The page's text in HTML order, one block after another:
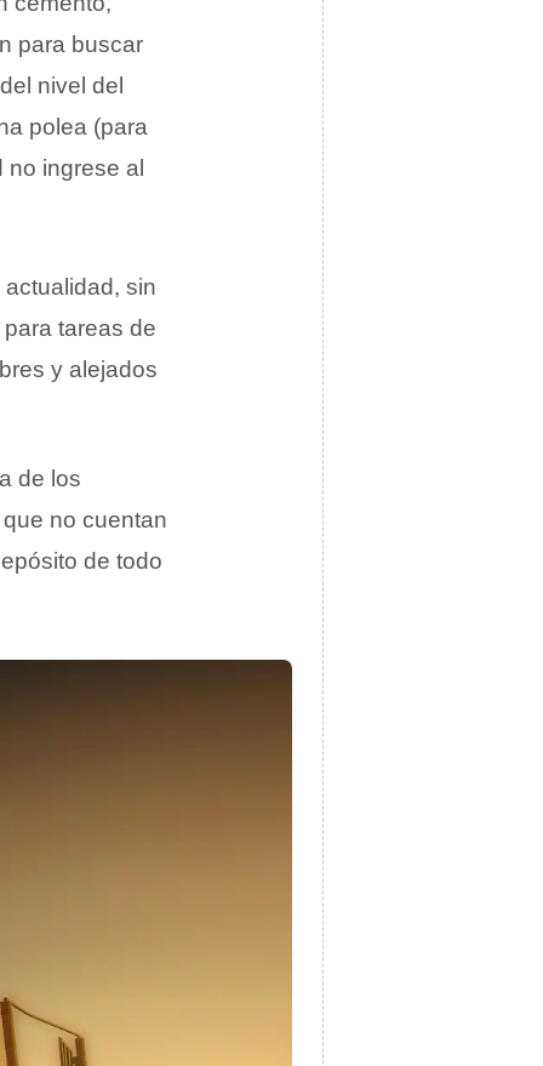
para buscar
nivel del
polea (para
no ingrese al
actualidad, sin
tareas de
y alejados
de los
no cuentan
de todo